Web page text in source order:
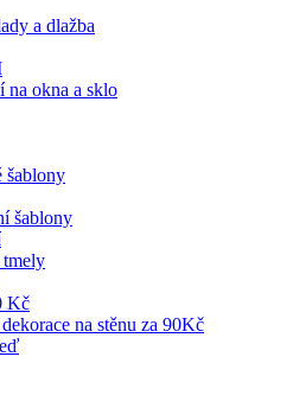
a dlažba
na okna a sklo
šablony
šablony
tmely
Kč
na stěnu za 90Kč